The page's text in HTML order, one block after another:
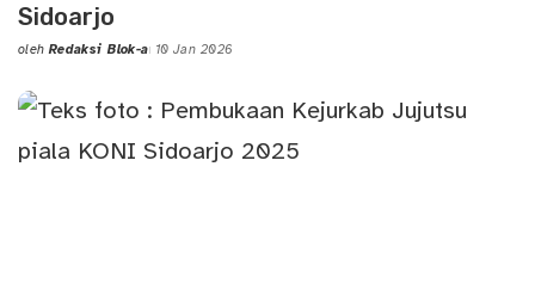
Sidoarjo
Posted
oleh Redaksi Blok-a 10 Jan 2026